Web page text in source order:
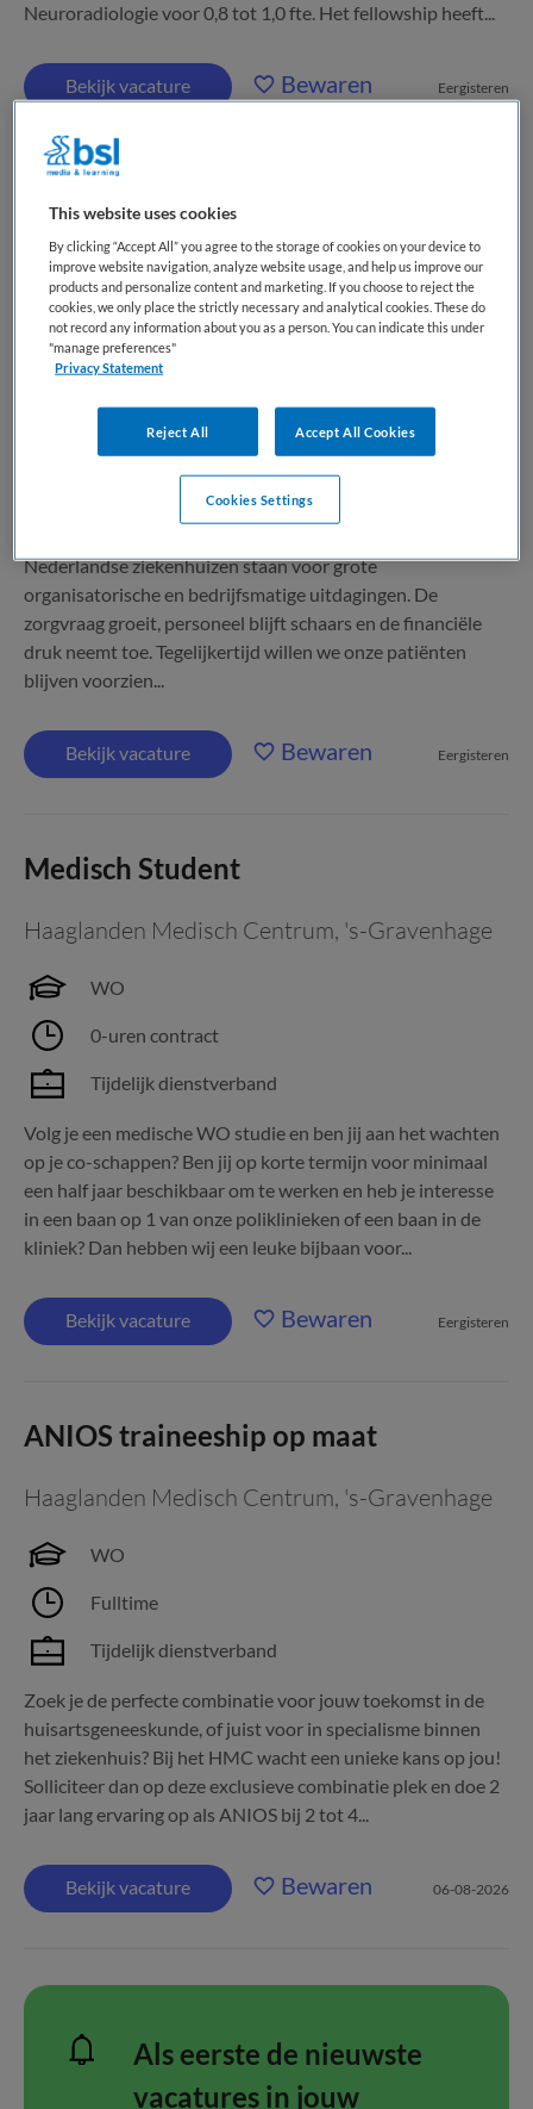
Neuroradiologie voor 0,8 tot 1,0 fte. Het fellowship heeft...
Bekijk vacature Bewaren Eergisteren
Programmamanager
Organisatieverandering &
Procesoptimalisatie
Haaglanden Medisch Centrum,'s-Gravenhage
Parttime
Nederlandse ziekenhuizen staan voor grote
organisatorische en bedrijfsmatige uitdagingen. De
zorgvraag groeit, personeel blijft schaars en de financiële
druk neemt toe. Tegelijkertijd willen we onze patiënten
blijven voorzien...
Bekijk vacature Bewaren Eergisteren
Medisch Student
Haaglanden Medisch Centrum, 's-Gravenhage
WO
0-uren contract
Tijdelijk dienstverband
Volg je een medische WO studie en ben jij aan het wachten
op je co-schappen? Ben jij op korte termijn voor minimaal
een half jaar beschikbaar om te werken en heb je interesse
in een baan op 1 van onze poliklinieken of een baan in de
kliniek? Dan hebben wij een leuke bijbaan voor...
Bekijk vacature Bewaren Eergisteren
ANIOS traineeship op maat
Haaglanden Medisch Centrum, 's-Gravenhage
WO
Fulltime
Tijdelijk dienstverband
Zoek je de perfecte combinatie voor jouw toekomst in de
huisartsgeneeskunde, of juist voor in specialisme binnen
het ziekenhuis? Bij het HMC wacht een unieke kans op jou!
Solliciteer dan op deze exclusieve combinatie plek en doe 2
jaar lang ervaring op als ANIOS bij 2 tot 4...
Bekijk vacature Bewaren 06-08-2026
Als eerste de nieuwste
vacatures in jouw
This website uses cookies
By clicking “Accept All” you agree to the storage of cookies on your device to
improve website navigation, analyze website usage, and help us improve our
products and personalize content and marketing. If you choose to reject the
cookies, we only place the strictly necessary and analytical cookies. These do
not record any information about you as a person. You can indicate this under
"manage preferences"
Privacy Statement
Reject All Accept All Cookies
Cookies Settings